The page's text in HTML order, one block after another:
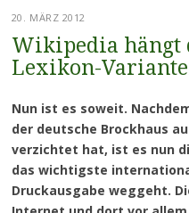
20. MÄRZ 2012
Wikipedia hängt
Lexikon-
Nun ist es soweit.
der deutsche Brockhaus
verzichtet hat, ist es nun
das wichtigste
Druckausgabe weggeht.